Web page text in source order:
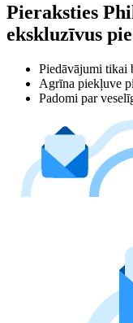
Pieraksties
ekskluzīvus
Piedāvājumi tikai
Agrīna piekļuve
Padomi par